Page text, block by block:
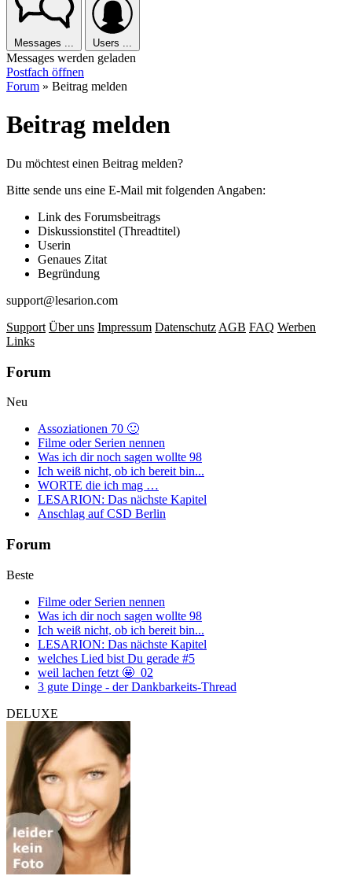
Messages ... Users ...
Messages werden geladen
Postfach öffnen
Forum » Beitrag melden
Beitrag melden
Du möchtest einen Beitrag melden?
Bitte sende uns eine E-Mail mit folgenden Angaben:
Link des Forumsbeitrags
Diskussionstitel (Threadtitel)
Userin
Genaues Zitat
Begründung
support@lesarion.com
Support Über uns Impressum Datenschutz AGB FAQ Werben
Links
Forum
Neu
Assoziationen 70 🙂
Filme oder Serien nennen
Was ich dir noch sagen wollte 98
Ich weiß nicht, ob ich bereit bin...
WORTE die ich mag …
LESARION: Das nächste Kapitel
Anschlag auf CSD Berlin
Forum
Beste
Filme oder Serien nennen
Was ich dir noch sagen wollte 98
Ich weiß nicht, ob ich bereit bin...
LESARION: Das nächste Kapitel
welches Lied bist Du gerade #5
weil lachen fetzt 🤩_02
3 gute Dinge - der Dankbarkeits-Thread
DELUXE